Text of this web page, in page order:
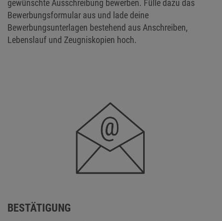
gewünschte Ausschreibung bewerben. Fülle dazu das
Bewerbungsformular aus und lade deine
Bewerbungsunterlagen bestehend aus Anschreiben,
Lebenslauf und Zeugniskopien hoch.
BESTÄTIGUNG